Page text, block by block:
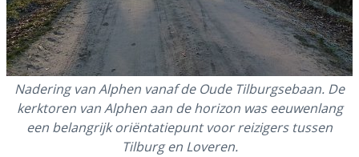
Nadering van Alphen vanaf de Oude Tilburgsebaan. De
kerktoren van Alphen aan de horizon was eeuwenlang
een belangrijk oriëntatiepunt voor reizigers tussen
Tilburg en Loveren.